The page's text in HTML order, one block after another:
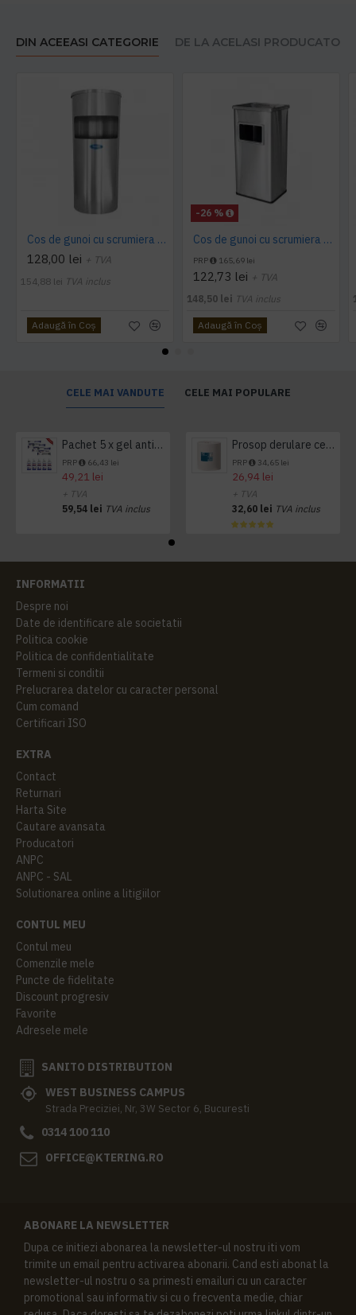
DIN ACEEASI CATEGORIE DE LA ACELASI PRODUCATOR
Cos de gunoi cu scrumiera Limpio 20 L
128,00 lei + TVA
154,88 lei TVA inclus
Adaugă în Coş
-26 %
Cos de gunoi cu scrumiera 30L, 24x63 cm
PRP 165,69 lei
122,73 lei + TVA
148,50 lei TVA inclus
Adaugă în Coş
CELE MAI VANDUTE CELE MAI POPULARE
Pachet 5 x gel antibacterian 50ml si 3 x Servetele antibacteriene 48 buc Hygienium
PRP 66,43 lei
49,21 lei
+ TVA
59,54 lei TVA inclus
Prosop derulare centrala 1 pliu, 300 m Tork
PRP 34,65 lei
26,94 lei
+ TVA
32,60 lei TVA inclus
INFORMATII
Despre noi
Date de identificare ale societatii
Politica cookie
Politica de confidentialitate
Termeni si conditii
Prelucrarea datelor cu caracter personal
Cum comand
Certificari ISO
EXTRA
Contact
Returnari
Harta Site
Cautare avansata
Producatori
ANPC
ANPC - SAL
Solutionarea online a litigiilor
CONTUL MEU
Contul meu
Comenzile mele
Puncte de fidelitate
Discount progresiv
Favorite
Adresele mele
SANITO DISTRIBUTION
WEST BUSINESS CAMPUS
Strada Preciziei, Nr, 3W Sector 6, Bucuresti
0314 100 110
OFFICE@KTERING.RO
ABONARE LA NEWSLETTER
Dupa ce initiezi abonarea la newsletter-ul nostru iti vom
trimite un email pentru activarea abonarii. Cand esti abonat la
newsletter-ul nostru o sa primesti emailuri cu un caracter
promotional sau informativ si cu o frecventa medie, chiar